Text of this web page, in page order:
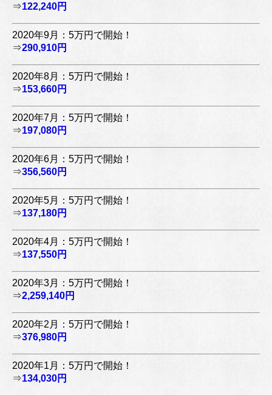
⇒122,240円
2020年9月：5万円で開始！
⇒290,910円
2020年8月：5万円で開始！
⇒153,660円
2020年7月：5万円で開始！
⇒197,080円
2020年6月：5万円で開始！
⇒356,560円
2020年5月：5万円で開始！
⇒137,180円
2020年4月：5万円で開始！
⇒137,550円
2020年3月：5万円で開始！
⇒2,259,140円
2020年2月：5万円で開始！
⇒376,980円
2020年1月：5万円で開始！
⇒134,030円